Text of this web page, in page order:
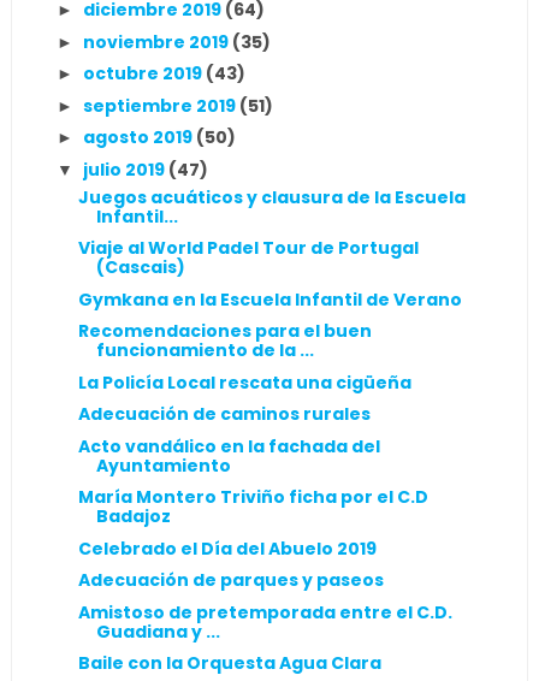
► diciembre 2019 (64)
► noviembre 2019 (35)
► octubre 2019 (43)
► septiembre 2019 (51)
► agosto 2019 (50)
▼ julio 2019 (47)
Juegos acuáticos y clausura de la Escuela
Infantil...
Viaje al World Padel Tour de Portugal
(Cascais)
Gymkana en la Escuela Infantil de Verano
Recomendaciones para el buen
funcionamiento de la ...
La Policía Local rescata una cigüeña
Adecuación de caminos rurales
Acto vandálico en la fachada del
Ayuntamiento
María Montero Triviño ficha por el C.D
Badajoz
Celebrado el Día del Abuelo 2019
Adecuación de parques y paseos
Amistoso de pretemporada entre el C.D.
Guadiana y ...
Baile con la Orquesta Agua Clara